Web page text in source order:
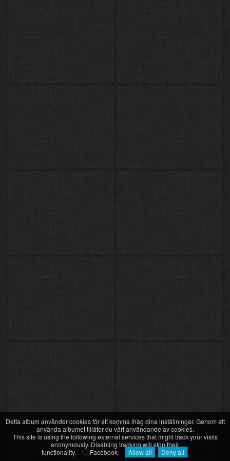
×
Detta album använder cookies för att komma ihåg dina inställningar. Genom att
använda albumet tillåter du vårt användande av cookies.
This site is using the following external services that might track your visits
anonymously. Disabling tracking will stop their
functionality.
Facebook Allow all Deny all